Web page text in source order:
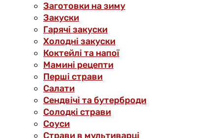
Заготовки на зиму
Закуски
Гарячі закуски
Холодні закуски
Коктейлі та напої
Мамині рецепти
Перші страви
Салати
Сендвічі та бутерброди
Солодкі страви
Соуси
Страви в мультиварці